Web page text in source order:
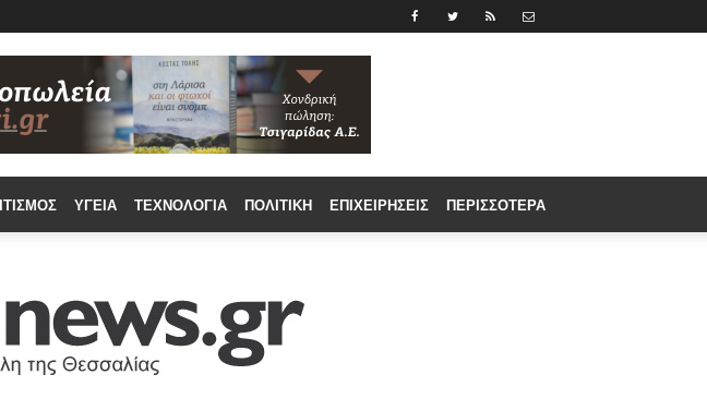
ΥΓΕΊΑ ΤΕΧΝΟΛΟΓΊΑ ΠΟΛΙΤΙΚΉ ΕΠΙΧΕΙΡΉΣΕΙΣ ΠΕΡΙΣΣΟΤΕΡΑ